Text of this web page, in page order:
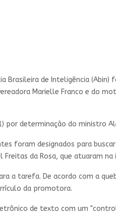
Brasileira de Inteligência
Marielle Franco e do
determinação do ministro
foram designados para
Freitas da Rosa, que atuaram
a tarefa. De acordo com a
da promotora.
de texto com um